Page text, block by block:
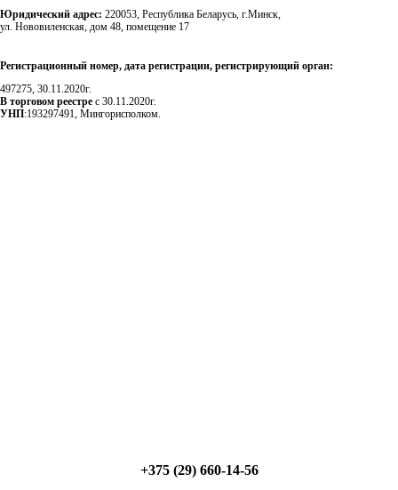
Юридический адрес: 220053, Республика Беларусь, г.Минск,
ул. Нововиленская, дом 48, помещение 17
Регистрационный номер, дата регистрации, регистрирующий орган:
497275, 30.11.2020г.
В торговом реестре с 30.11.2020г.
УНП:193297491, Мингорисполком.
+375 (29) 660-14-56